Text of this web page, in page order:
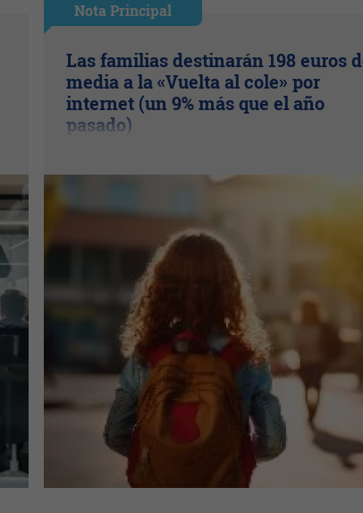
Nota Principal
Las familias destinarán 198 euros
media a la «Vuelta al cole» por
internet (un 9% más que el año
pasado)